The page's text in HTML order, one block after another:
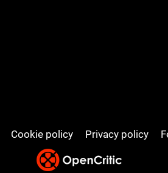
Cookie policy Privacy policy